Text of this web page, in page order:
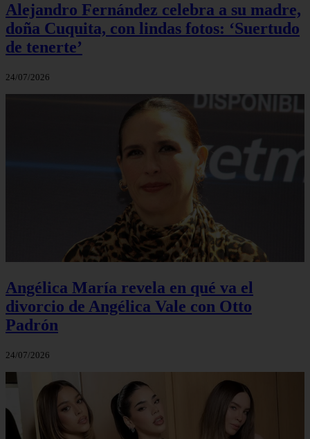
Alejandro Fernández celebra a su madre,
doña Cuquita, con lindas fotos: ‘Suertudo
de tenerte’
24/07/2026
Angélica María revela en qué va el
divorcio de Angélica Vale con Otto
Padrón
24/07/2026